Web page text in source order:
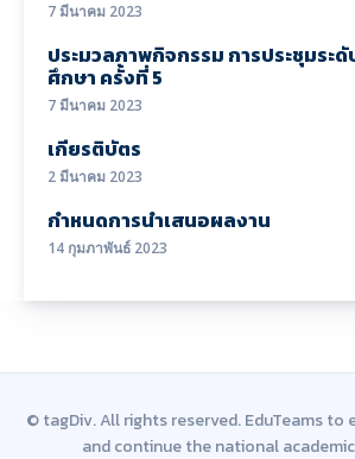
7 มีนาคม 2023
ประมวลภาพกิจกรรม การประชุมระ
ศึกษา ครั้งที่ 5
7 มีนาคม 2023
เกียรติบัตร
2 มีนาคม 2023
กำหนดการนำเสนอผลงาน
14 กุมภาพันธ์ 2023
© tagDiv. All rights reserved. EduTeams to
and continue the national